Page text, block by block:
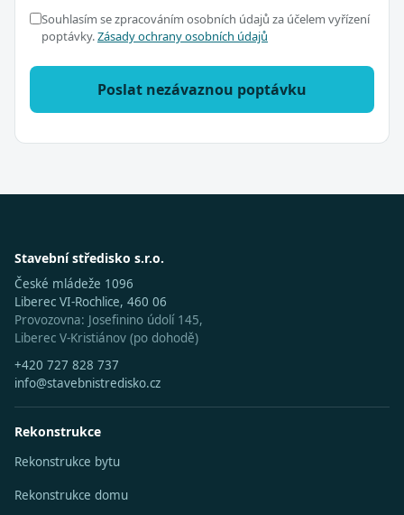
Souhlasím se zpracováním osobních údajů za účelem vyřízení
poptávky.Zásady ochrany osobních údajů
Poslat nezávaznou poptávku
Stavební středisko s.r.o.
České mládeže 1096
Liberec VI-Rochlice, 460 06
Provozovna: Josefinino údolí 145,
Liberec V-Kristiánov (po dohodě)
+420 727 828 737
info@stavebnistredisko.cz
Rekonstrukce
Rekonstrukce bytu
Rekonstrukce domu